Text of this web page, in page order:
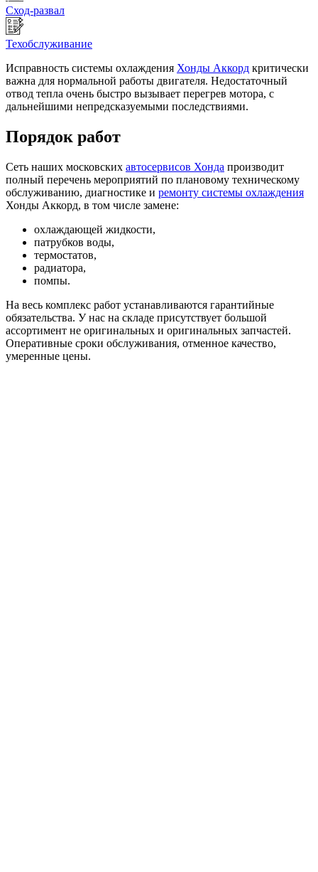
Сход-развал
Техобслуживание
Исправность системы охлаждения Хонды Аккорд критически
важна для нормальной работы двигателя. Недостаточный
отвод тепла очень быстро вызывает перегрев мотора, с
дальнейшими непредсказуемыми последствиями.
Порядок работ
Сеть наших московских автосервисов Хонда производит
полный перечень мероприятий по плановому техническому
обслуживанию, диагностике и ремонту системы охлаждения
Хонды Аккорд, в том числе замене:
охлаждающей жидкости,
патрубков воды,
термостатов,
радиатора,
помпы.
На весь комплекс работ устанавливаются гарантийные
обязательства. У нас на складе присутствует большой
ассортимент не оригинальных и оригинальных запчастей.
Оперативные сроки обслуживания, отменное качество,
умеренные цены.